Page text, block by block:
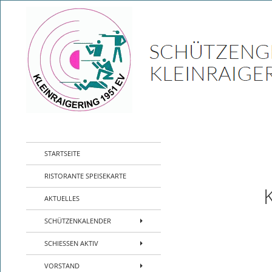
springen
Kleinraigering – Amberg –
STARTSEITE
RISTORANTE SPEISEKARTE
AKTUELLES
SCHÜTZENKALENDER
SCHIESSEN AKTIV
VORSTAND